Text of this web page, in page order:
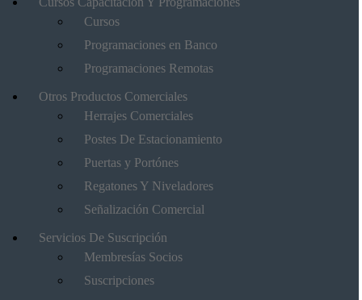
Cursos
Programaciones en Banco
Programaciones Remotas
Otros Productos Comerciales
Herrajes Comerciales
Postes De Estacionamiento
Puertas y Portónes
Regatones Y Niveladores
Señalización Comercial
Servicios De Suscripción
Membresías Socios
Suscripciones